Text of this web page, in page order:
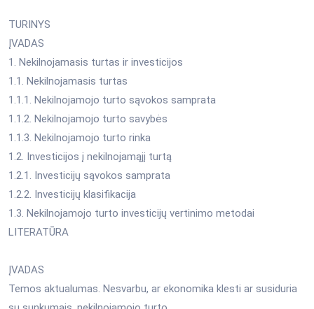
TURINYS
ĮVADAS
1. Nekilnojamasis turtas ir investicijos
1.1. Nekilnojamasis turtas
1.1.1. Nekilnojamojo turto sąvokos samprata
1.1.2. Nekilnojamojo turto savybės
1.1.3. Nekilnojamojo turto rinka
1.2. Investicijos į nekilnojamąjį turtą
1.2.1. Investicijų sąvokos samprata
1.2.2. Investicijų klasifikacija
1.3. Nekilnojamojo turto investicijų vertinimo metodai
LITERATŪRA
ĮVADAS
Temos aktualumas. Nesvarbu, ar ekonomika klesti ar susiduria